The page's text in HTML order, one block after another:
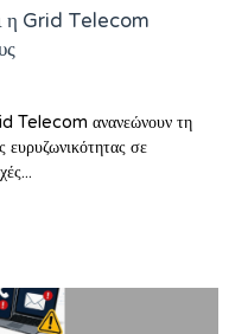
Grid Telecom
ανανεώνουν τη
ευρυζωνικότητας σε